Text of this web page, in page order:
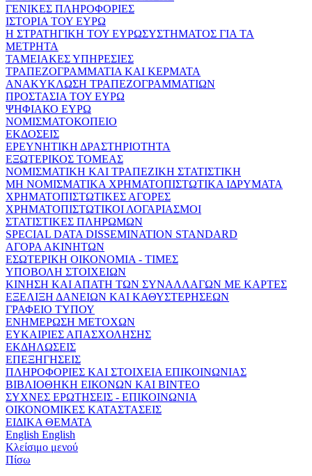
ΓΕΝΙΚΕΣ ΠΛΗΡΟΦΟΡΙΕΣ
ΙΣΤΟΡΙΑ ΤΟΥ ΕΥΡΩ
Η ΣΤΡΑΤΗΓΙΚΗ ΤΟΥ ΕΥΡΩΣΥΣΤΗΜΑΤΟΣ ΓΙΑ ΤΑ
ΜΕΤΡΗΤΑ
ΤΑΜΕΙΑΚΕΣ ΥΠΗΡΕΣΙΕΣ
ΤΡΑΠΕΖΟΓΡΑΜΜΑΤΙΑ ΚΑΙ ΚΕΡΜΑΤΑ
ΑΝΑΚΥΚΛΩΣΗ ΤΡΑΠΕΖΟΓΡΑΜΜΑΤΙΩΝ
ΠΡΟΣΤΑΣΙΑ ΤΟΥ ΕΥΡΩ
ΨΗΦΙΑΚΟ ΕΥΡΩ
ΝΟΜΙΣΜΑΤΟΚΟΠΕΙΟ
ΕΚΔΟΣΕΙΣ
ΕΡΕΥΝΗΤΙΚΗ ΔΡΑΣΤΗΡΙΟΤΗΤΑ
ΕΞΩΤΕΡΙΚΟΣ ΤΟΜΕΑΣ
ΝΟΜΙΣΜΑΤΙΚΗ ΚΑΙ ΤΡΑΠΕΖΙΚΗ ΣΤΑΤΙΣΤΙΚΗ
ΜΗ ΝΟΜΙΣΜΑΤΙΚΑ ΧΡΗΜΑΤΟΠΙΣΤΩΤΙΚΑ ΙΔΡΥΜΑΤΑ
ΧΡΗΜΑΤΟΠΙΣΤΩΤΙΚΕΣ ΑΓΟΡΕΣ
ΧΡΗΜΑΤΟΠΙΣΤΩΤΙΚΟΙ ΛΟΓΑΡΙΑΣΜΟΙ
ΣΤΑΤΙΣΤΙΚΕΣ ΠΛΗΡΩΜΩΝ
SPECIAL DATA DISSEMINATION STANDARD
ΑΓΟΡΑ ΑΚΙΝΗΤΩΝ
ΕΣΩΤΕΡΙΚΗ ΟΙΚΟΝΟΜΙΑ - ΤΙΜΕΣ
ΥΠΟΒΟΛΗ ΣΤΟΙΧΕΙΩΝ
ΚΙΝΗΣΗ ΚΑΙ ΑΠΑΤΗ ΤΩΝ ΣΥΝΑΛΛΑΓΩΝ ΜΕ ΚΑΡΤΕΣ
ΕΞΕΛΙΞΗ ΔΑΝΕΙΩΝ ΚΑΙ ΚΑΘΥΣΤΕΡΗΣΕΩΝ
ΓΡΑΦΕΙΟ ΤΥΠΟΥ
ΕΝΗΜΕΡΩΣΗ ΜΕΤΟΧΩΝ
ΕΥΚΑΙΡΙΕΣ ΑΠΑΣΧΟΛΗΣΗΣ
ΕΚΔΗΛΩΣΕΙΣ
ΕΠΕΞΗΓΗΣΕΙΣ
ΠΛΗΡΟΦΟΡΙΕΣ ΚΑΙ ΣΤΟΙΧΕΙΑ ΕΠΙΚΟΙΝΩΝΙΑΣ
ΒΙΒΛΙΟΘΗΚΗ ΕΙΚΟΝΩΝ ΚΑΙ ΒΙΝΤΕΟ
ΣΥΧΝΕΣ ΕΡΩΤΗΣΕΙΣ - ΕΠΙΚΟΙΝΩΝΙΑ
ΟΙΚΟΝΟΜΙΚΕΣ ΚΑΤΑΣΤΑΣΕΙΣ
ΕΙΔΙΚΑ ΘΕΜΑΤΑ
English English
Κλείσιμο μενού
Πίσω